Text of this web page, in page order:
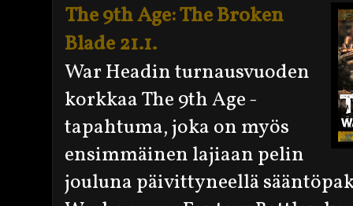
The 9th Age: The Broken
Blade 21.1.
War Headin turnausvuoden
korkkaa The 9th Age -
tapahtuma, joka on myös
ensimmäinen lajiaan pelin
jouluna päivittyneellä